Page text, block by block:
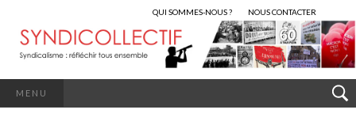
QUI SOMMES-NOUS ? NOUS CONTACTER
MENU